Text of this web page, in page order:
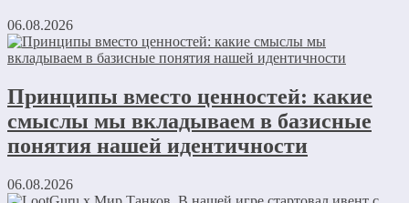
06.08.2026
Принципы вместо ценностей: какие
смыслы мы вкладываем в базисные
понятия нашей идентичности
06.08.2026